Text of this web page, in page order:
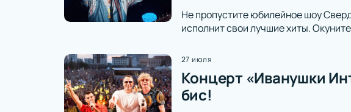
Не пропустите юбилейное шоу
исполнит свои лучшие хиты.
27 июля
Концерт «Иванушки
бис!